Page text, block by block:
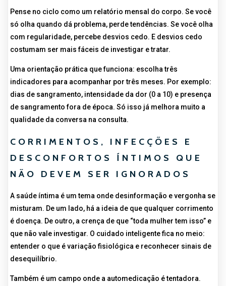
Pense no ciclo como um relatório mensal do corpo. Se você
só olha quando dá problema, perde tendências. Se você olha
com regularidade, percebe desvios cedo. E desvios cedo
costumam ser mais fáceis de investigar e tratar.
Uma orientação prática que funciona: escolha três
indicadores para acompanhar por três meses. Por exemplo:
dias de sangramento, intensidade da dor (0 a 10) e presença
de sangramento fora de época. Só isso já melhora muito a
qualidade da conversa na consulta.
CORRIMENTOS, INFECÇÕES E
DESCONFORTOS ÍNTIMOS QUE
NÃO DEVEM SER IGNORADOS
A saúde íntima é um tema onde desinformação e vergonha se
misturam. De um lado, há a ideia de que qualquer corrimento
é doença. De outro, a crença de que “toda mulher tem isso” e
que não vale investigar. O cuidado inteligente fica no meio:
entender o que é variação fisiológica e reconhecer sinais de
desequilíbrio.
Também é um campo onde a automedicação é tentadora.